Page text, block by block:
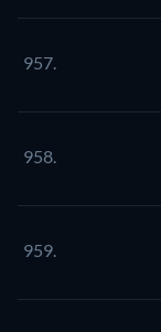
957.
958.
959.